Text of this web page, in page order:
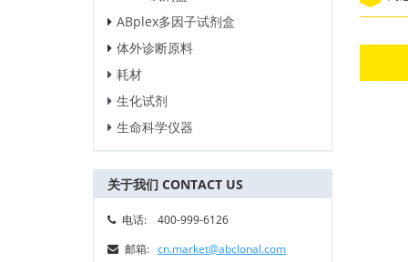
ABplex多因子试剂盒
体外诊断原料
耗材
生化试剂
生命科学仪器
关于我们 CONTACT US
电话:
400-999-6126
邮箱: cn.market@abclonal.com